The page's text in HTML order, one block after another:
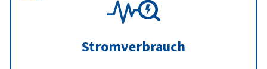
Stromverbrauch